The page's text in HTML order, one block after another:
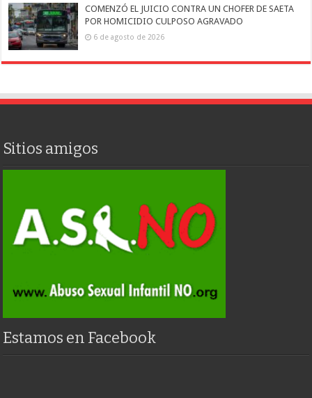
COMENZÓ EL JUICIO CONTRA UN CHOFER DE SAETA
POR HOMICIDIO CULPOSO AGRAVADO
6 de agosto de 2026
Sitios amigos
Estamos en Facebook